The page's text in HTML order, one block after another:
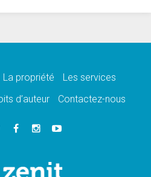
l'amour sur la mort
le projet Triennal d'art
catholiques
donner la parole aux religieuses
La propriété
Les services
d’auteur Contactez-nous